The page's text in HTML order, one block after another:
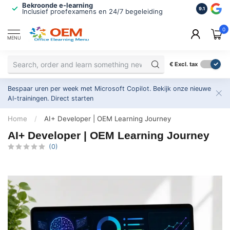
Bekroonde e-learning
Inclusief proefexamens en 24/7 begeleiding
ISO
2.500+
9.1
MENU
0
€ Excl. tax
Bespaar uren per week met Microsoft Copilot. Bekijk onze nieuwe
AI-trainingen. Direct starten
Home / AI+ Developer | OEM Learning Journey
AI+ Developer | OEM Learning Journey
(0)